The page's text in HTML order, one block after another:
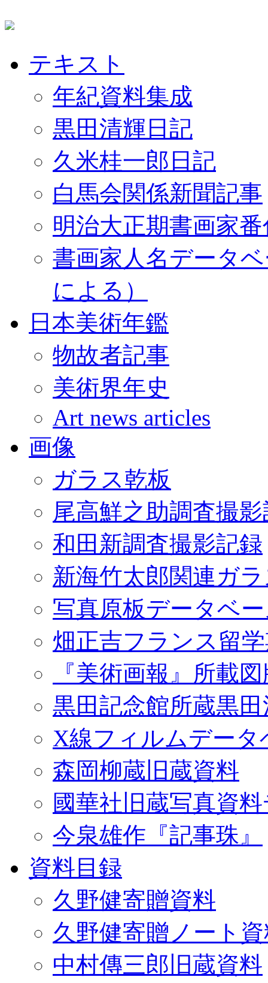
テキスト
年紀資料集成
黒田清輝日記
久米桂一郎日記
白馬会関係新聞記事
明治大正期書画家
書画家人名データ
による）
日本美術年鑑
物故者記事
美術界年史
Art news articles
画像
ガラス乾板
尾高鮮之助調査撮
和田新調査撮影記録
新海竹太郎関連ガ
写真原板データベ
畑正吉フランス留
『美術画報』所載
黒田記念館所蔵黒
X線フィルムデータ
森岡柳蔵旧蔵資料
國華社旧蔵写真資
今泉雄作『記事珠』
資料目録
久野健寄贈資料
久野健寄贈ノート
中村傳三郎旧蔵資料